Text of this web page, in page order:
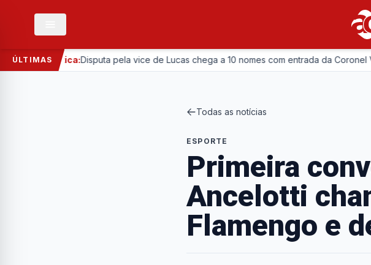
ÚLTIMAS
Política:Disputa pela vice de Lucas chega a 10 nomes com entrada da Coronel
Todas as notícias
ESPORTE
Primeira
Ancelotti
Flamengo e